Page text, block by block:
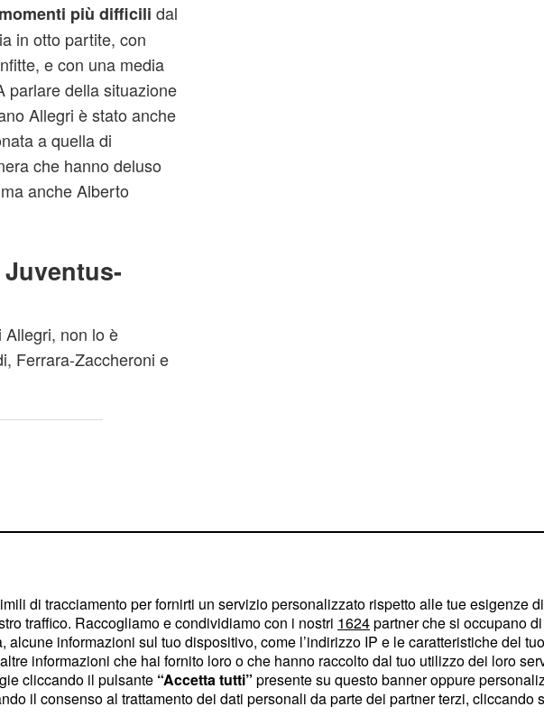
più difficili dal
in otto partite, con
e con una media
parlare della situazione
Allegri è stato anche
a quella di
che hanno deluso
anche Alberto
non lo è
Ferrara-Zaccheroni e
di tracciamento per fornirti un servizio personalizzato rispetto alle tue esigenze di
traffico. Raccogliamo e condividiamo con i nostri 1624partner che si occupano
informazioni sul tuo dispositivo, come l’indirizzo IP e le caratteristiche del
informazioni che hai fornito loro o che hanno raccolto dal tuo utilizzo dei loro
cliccando il pulsante “Accetta tutti” presente su questo banner oppure
il consenso al trattamento dei dati personali da parte dei partner terzi, cliccando